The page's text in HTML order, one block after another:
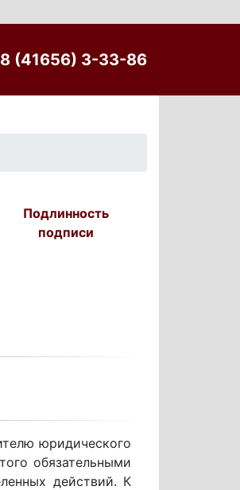
8 (41656) 3-33-86
Подлинность
подписи
юридического
обязательными
действий. К